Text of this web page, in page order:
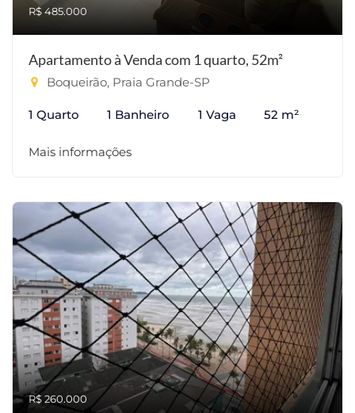
R$ 485.000
Apartamento à Venda com 1 quarto, 52m²
Boqueirão, Praia Grande-SP
1 Quarto 1 Banheiro 1 Vaga 52 m²
Mais informações
R$ 260.000